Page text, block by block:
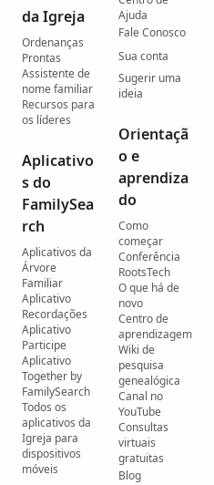
da Igreja
Ordenanças
Prontas
Assistente de
nome familiar
Recursos para
os líderes
Aplicativo
s do
FamilySea
rch
Aplicativos da
Árvore
Familiar
Aplicativo
Recordações
Aplicativo
Participe
Aplicativo
Together by
FamilySearch
Todos os
aplicativos da
Igreja para
dispositivos
móveis
Ajuda
Fale Conosco
Sua conta
Sugerir uma
ideia
Orientaçã
o e
aprendiza
do
Como
começar
Conferência
RootsTech
O que há de
novo
Centro de
aprendizagem
Wiki de
pesquisa
genealógica
Canal no
YouTube
Consultas
virtuais
gratuitas
Blog